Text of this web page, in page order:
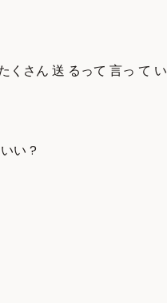
くさん 送 るって 言っ て い
い ?